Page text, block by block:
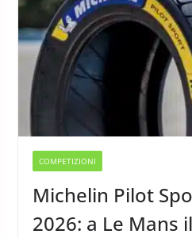
COMPETIZIONI
Michelin Pilot
2026: a Le Mans